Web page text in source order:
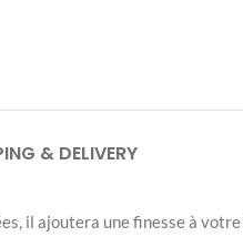
& DELIVERY
il ajoutera une finesse à